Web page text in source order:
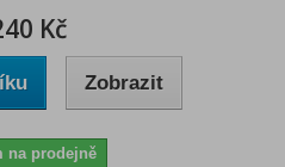
Kč
Zobrazit
na prodejně